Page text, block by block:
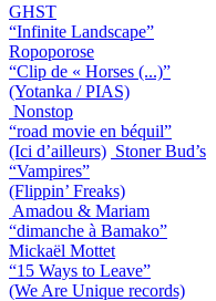
GHST
“Infinite Landscape”
Ropoporose
“Clip de « Horses (...)”
(Yotanka / PIAS)
Nonstop
“road movie en béquil”
(Ici d’ailleurs) Stoner Bud’s
“Vampires”
(Flippin’ Freaks)
Amadou & Mariam
“dimanche à Bamako”
Mickaël Mottet
“15 Ways to Leave”
(We Are Unique records)